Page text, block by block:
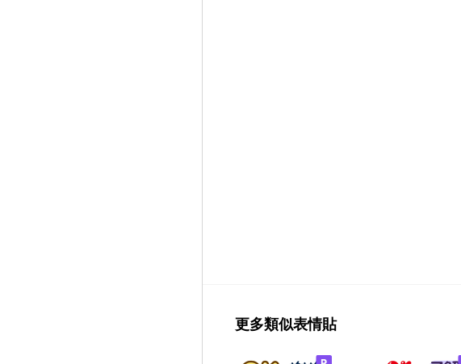
更多類似表情貼